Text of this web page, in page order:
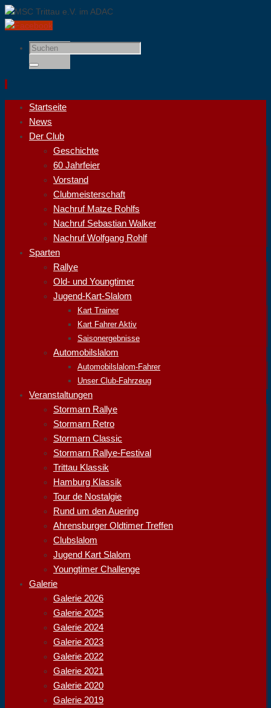
Suchen
nach:
Suchen
Zum
Inhalt
springen
Startseite
News
Der Club
Geschichte
60 Jahrfeier
Vorstand
Clubmeisterschaft
Nachruf Matze Rohlfs
Nachruf Sebastian Walker
Nachruf Wolfgang Rohlf
Sparten
Rallye
Old- und Youngtimer
Jugend-Kart-Slalom
Kart Trainer
Kart Fahrer Aktiv
Saisonergebnisse
Automobilslalom
Automobilslalom-Fahrer
Unser Club-Fahrzeug
Veranstaltungen
Stormarn Rallye
Stormarn Retro
Stormarn Classic
Stormarn Rallye-Festival
Trittau Klassik
Hamburg Klassik
Tour de Nostalgie
Rund um den Auering
Ahrensburger Oldtimer Treffen
Clubslalom
Jugend Kart Slalom
Youngtimer Challenge
Galerie
Galerie 2026
Galerie 2025
Galerie 2024
Galerie 2023
Galerie 2022
Galerie 2021
Galerie 2020
Galerie 2019